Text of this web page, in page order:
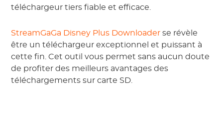
téléchargeur tiers fiable et efficace.
StreamGaGa Disney Plus Downloader se révèle
être un téléchargeur exceptionnel et puissant à
cette fin. Cet outil vous permet sans aucun doute
de profiter des meilleurs avantages des
téléchargements sur carte SD.